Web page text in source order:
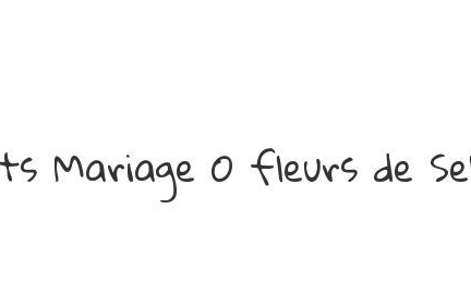
O fleurs de